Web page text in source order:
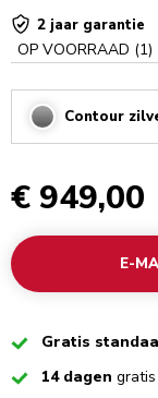
2 jaar garantie
OP VOORRAAD (1)
Contour
€ 949,00
E-
Checked
Gratis
Checked14 dagen